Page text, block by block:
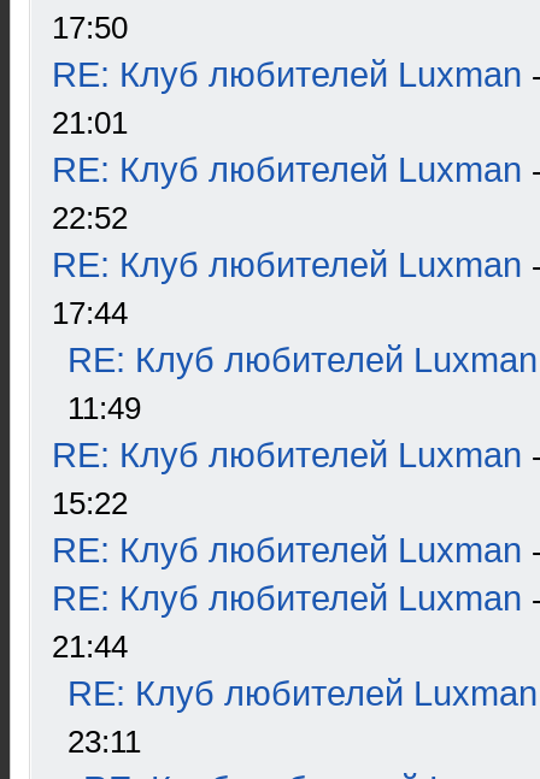
17:50
RE: Клуб любителей Luxman
21:01
RE: Клуб любителей Luxman
22:52
RE: Клуб любителей Luxman
17:44
RE: Клуб любителей Luxman
11:49
RE: Клуб любителей Luxman
15:22
RE: Клуб любителей Luxman
RE: Клуб любителей Luxman
21:44
RE: Клуб любителей Luxman
23:11